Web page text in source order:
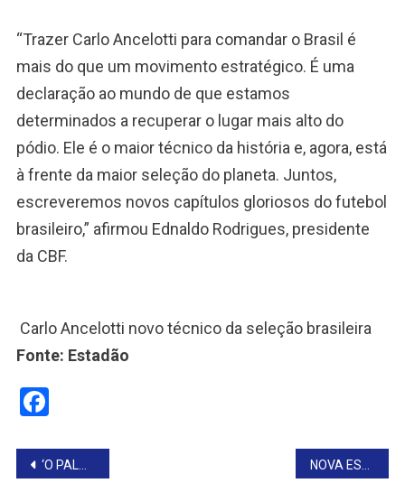
“Trazer Carlo Ancelotti para comandar o Brasil é
mais do que um movimento estratégico. É uma
declaração ao mundo de que estamos
determinados a recuperar o lugar mais alto do
pódio. Ele é o maior técnico da história e, agora, está
à frente da maior seleção do planeta. Juntos,
escreveremos novos capítulos gloriosos do futebol
brasileiro,” afirmou Ednaldo Rodrigues, presidente
da CBF.
Carlo Ancelotti novo técnico da seleção brasileira
Fonte: Estadão
Facebook
Navegação
‘O PALÁCIO NO CÉU’